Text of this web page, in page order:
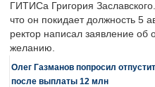
ГИТИСа Григория
что он покидает должность 5
ректор написал заявление об
желанию.
Олег Газманов попросил
после выплаты 12 млн